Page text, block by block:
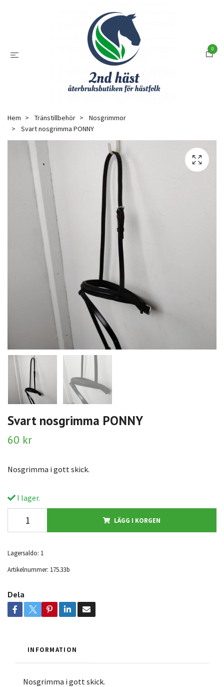
0
Hem Tränstillbehör
Nosgrimmor
Svart nosgrimma PONNY
Svart nosgrimma PONNY
60 kr
Nosgrimma i gott skick.
I lager.
LÄGG I KORGEN
Lagersaldo: 1
Artikelnummer: 175.33b
Dela
INFORMATION
Nosgrimma i gott skick.